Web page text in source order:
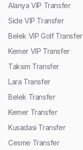
Alanya VIP Transfer
Side VIP Transfer
Belek VIP Golf Transfer
Kemer VIP Transfer
Taksim Transfer
Lara Transfer
Belek Transfer
Kemer Transfer
Kusadasi Transfer
Cesme Transfer